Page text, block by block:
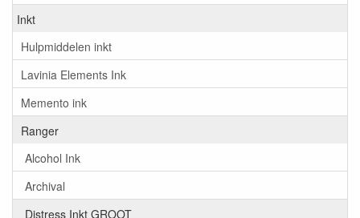
Inkt
Hulpmiddelen inkt
Lavinia Elements Ink
Memento ink
Ranger
Alcohol Ink
Archival
Distress Inkt GROOT